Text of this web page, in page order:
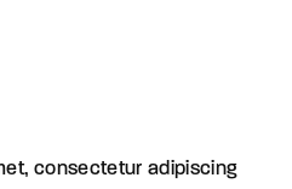
consectetur adipiscing